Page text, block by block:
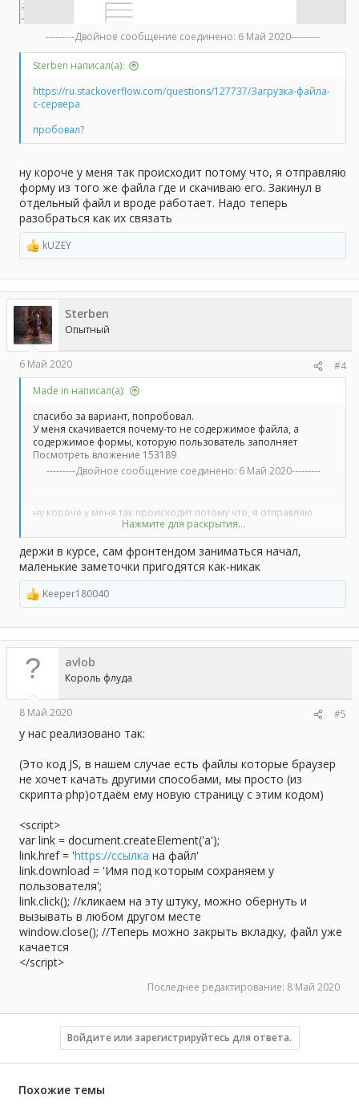
---------Двойное сообщение соединено: 6 Май 2020---------
Sterben написал(а):
https://ru.stackoverflow.com/questions/127737/Загрузка-файла-
с-сервера
пробовал?
ну короче у меня так происходит потому что, я отправляю
форму из того же файла где и скачиваю его. Закинул в
отдельный файл и вроде работает. Надо теперь
разобраться как их связать
Р
е
а
к
ц
и
и
:
kUZEY
Sterben
Опытный
6 Май 2020
#4
Made in написал(а):
спасибо за вариант, попробовал.
У меня скачивается почему-то не содержимое файла, а
содержимое формы, которую пользователь заполняет
Посмотреть вложение 153189
---------Двойное сообщение соединено: 6 Май 2020---------
ну короче у меня так происходит потому что, я отправляю
форму из того же файла где и скачиваю его. Закинул в
отдельный файл и вроде работает. Надо теперь разобраться
как их связать
Нажмите для раскрытия...
держи в курсе, сам фронтендом заниматься начал,
маленькие заметочки пригодятся как-никак
Р
е
а
к
ц
и
и
Keeper180040
avlob
Король флуда
8 Май 2020 #5
у нас реализовано так:
(Это код JS, в нашем случае есть файлы которые браузер
не хочет качать другими способами, мы просто (из
скрипта php)отдаём ему новую страницу с этим кодом)
<script>
var link = document.createElement('a');
link.href = 'https://ссылка на файл'
link.download = 'Имя под которым сохраняем у
пользователя';
link.click(); //кликаем на эту штуку, можно обернуть и
вызывать в любом другом месте
window.close(); //Теперь можно закрыть вкладку, файл уже
качается
</script>
Последнее редактирование: 8 Май 2020
Войдите или зарегистрируйтесь для ответа.
Похожие темы